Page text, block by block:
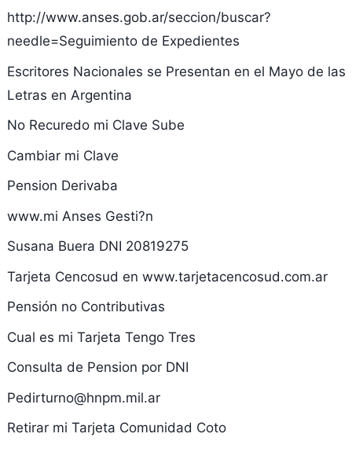
http://www.anses.gob.ar/seccion/buscar?
needle=Seguimiento de Expedientes
Escritores Nacionales se Presentan en el Mayo de las
Letras en Argentina
No Recuredo mi Clave Sube
Cambiar mi Clave
Pension Derivaba
www.mi Anses Gesti?n
Susana Buera DNI 20819275
Tarjeta Cencosud en www.tarjetacencosud.com.ar
Pensión no Contributivas
Cual es mi Tarjeta Tengo Tres
Consulta de Pension por DNI
Pedirturno@hnpm.mil.ar
Retirar mi Tarjeta Comunidad Coto